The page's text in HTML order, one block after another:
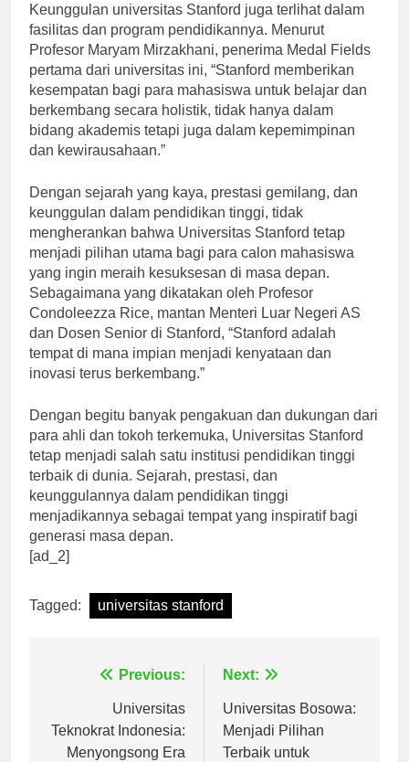
Keunggulan universitas Stanford juga terlihat dalam
fasilitas dan program pendidikannya. Menurut
Profesor Maryam Mirzakhani, penerima Medal Fields
pertama dari universitas ini, “Stanford memberikan
kesempatan bagi para mahasiswa untuk belajar dan
berkembang secara holistik, tidak hanya dalam
bidang akademis tetapi juga dalam kepemimpinan
dan kewirausahaan.”
Dengan sejarah yang kaya, prestasi gemilang, dan
keunggulan dalam pendidikan tinggi, tidak
mengherankan bahwa Universitas Stanford tetap
menjadi pilihan utama bagi para calon mahasiswa
yang ingin meraih kesuksesan di masa depan.
Sebagaimana yang dikatakan oleh Profesor
Condoleezza Rice, mantan Menteri Luar Negeri AS
dan Dosen Senior di Stanford, “Stanford adalah
tempat di mana impian menjadi kenyataan dan
inovasi terus berkembang.”
Dengan begitu banyak pengakuan dan dukungan dari
para ahli dan tokoh terkemuka, Universitas Stanford
tetap menjadi salah satu institusi pendidikan tinggi
terbaik di dunia. Sejarah, prestasi, dan
keunggulannya dalam pendidikan tinggi
menjadikannya sebagai tempat yang inspiratif bagi
generasi masa depan.
[ad_2]
Tagged: universitas stanford
NavigasiPrevious:
Universitas
Teknokrat Indonesia:
Menyongsong Era
Next:
Universitas Bosowa:
Menjadi Pilihan
Terbaik untuk